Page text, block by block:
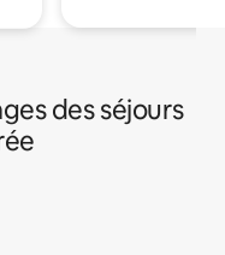
des séjours